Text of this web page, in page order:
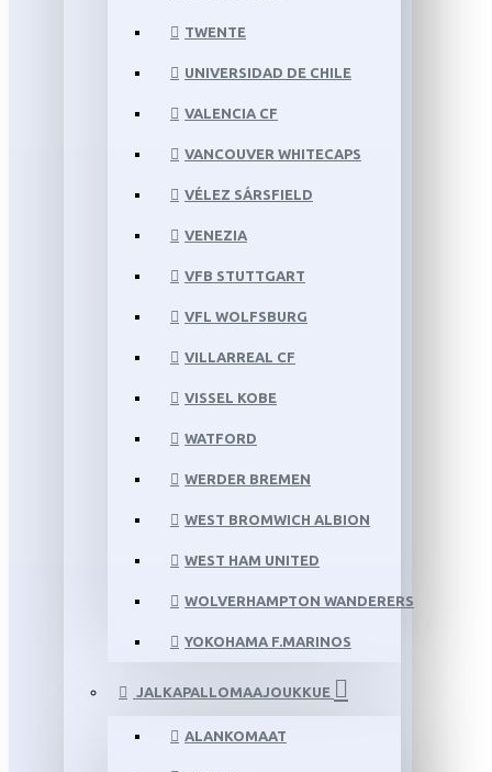
TWENTE
UNIVERSIDAD DE CHILE
VALENCIA CF
VANCOUVER WHITECAPS
VÉLEZ SÁRSFIELD
VENEZIA
VFB STUTTGART
VFL WOLFSBURG
VILLARREAL CF
VISSEL KOBE
WATFORD
WERDER BREMEN
WEST BROMWICH ALBION
WEST HAM UNITED
WOLVERHAMPTON WANDERERS
YOKOHAMA F.MARINOS
JALKAPALLOMAAJOUKKUE
ALANKOMAAT